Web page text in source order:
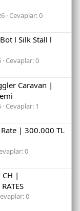
Cevaplar: 0
l Silk Stall l
Cevaplar: 0
Caravan |
Cevaplar: 1
| 300.000 TL
0
|
0